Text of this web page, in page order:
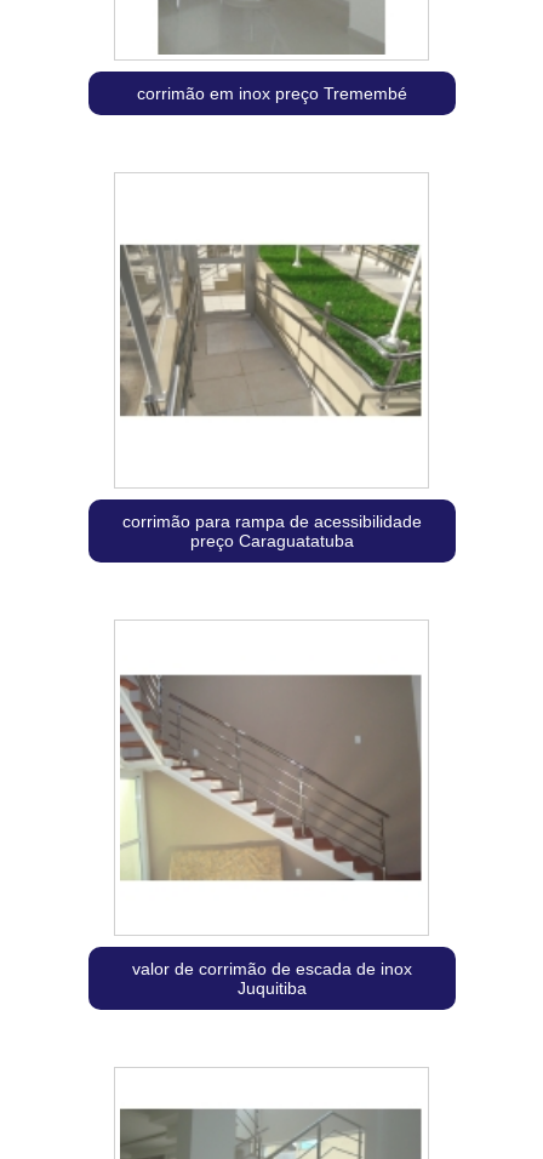
corrimão em inox preço Tremembé
corrimão para rampa de acessibilidade
preço Caraguatatuba
valor de corrimão de escada de inox
Juquitiba